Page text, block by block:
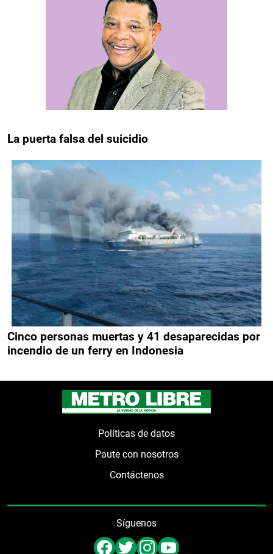
La puerta falsa del suicidio
Cinco personas muertas y 41 desaparecidas por
incendio de un ferry en Indonesia
Políticas de datos
Paute con nosotros
Contáctenos
Síguenos